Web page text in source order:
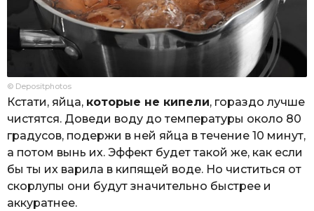
© Depositphotos
Кстати, яйца, которые не кипели, гораздо лучше
чистятся. Доведи воду до температуры около 80
градусов, подержи в ней яйца в течение 10 минут,
а потом вынь их. Эффект будет такой же, как если
бы ты их варила в кипящей воде. Но чиститься от
скорлупы они будут значительно быстрее и
аккуратнее.